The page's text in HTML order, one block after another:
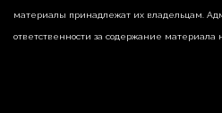
материалы принадлежат их владельцам.
ответственности за содержание материала